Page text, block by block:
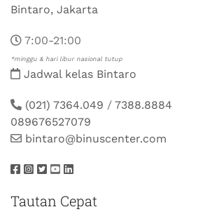
Bintaro, Jakarta
7:00-21:00
*minggu & hari libur nasional tutup
Jadwal kelas Bintaro
(021) 7364.049 / 7388.8884
089676527079
bintaro@binuscenter.com
Tautan Cepat